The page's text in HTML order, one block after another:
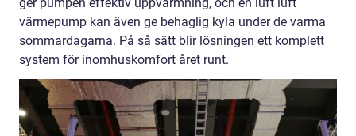
ger pumpen effektiv uppvärmning, och en luft luft
värmepump kan även ge behaglig kyla under de varma
sommardagarna. På så sätt blir lösningen ett komplett
system för inomhuskomfort året runt.